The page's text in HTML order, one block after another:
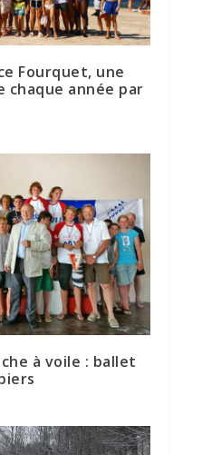
Fourquet, une
année par
à voile : ballet